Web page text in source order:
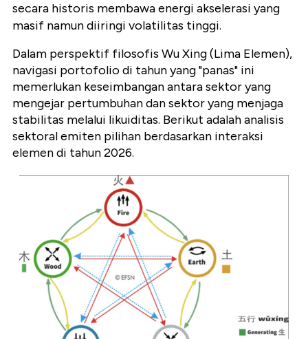
secara historis membawa energi akselerasi yang
masif namun diiringi volatilitas tinggi.
Dalam perspektif filosofis Wu Xing(Lima Elemen),
navigasi portofolio di tahun yang "panas" ini
memerlukan keseimbangan antara sektor yang
mengejar pertumbuhan dan sektor yang menjaga
stabilitas melalui likuiditas. Berikut adalah analisis
sektoral emiten pilihan berdasarkan interaksi
elemen di tahun 2026.